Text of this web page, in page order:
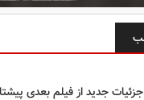
جزئیات جدید از فیلم بعدی